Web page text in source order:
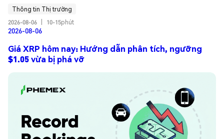
Thông tin Thị trường
2026-08-06
10-15phút
2026-08-06
Giá XRP hôm nay: Hướng dẫn phân tích, ngưỡng
$1.05 vừa bị phá vỡ